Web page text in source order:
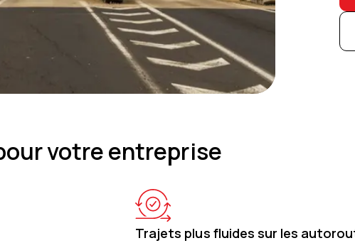
votre entreprise
Trajets plus fluides sur les